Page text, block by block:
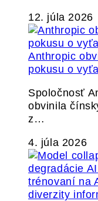
12. júla 2026
Anthropic
pokusu o
Spoločnosť
obvinila
z…
4. júla 2026